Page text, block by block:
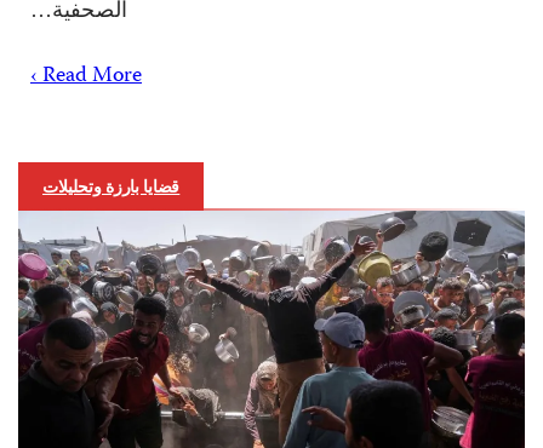
الصحفية…
Read More ›
قضايا بارزة وتحليلات